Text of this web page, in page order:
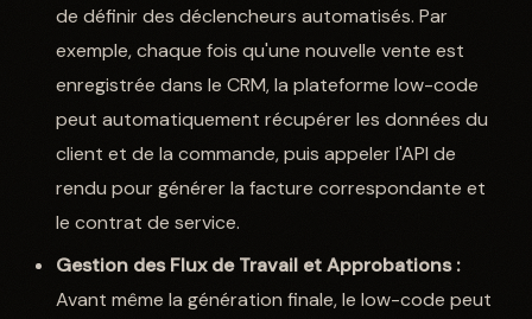
de définir des déclencheurs automatisés. Par
exemple, chaque fois qu'une nouvelle vente est
enregistrée dans le CRM, la plateforme low-code
peut automatiquement récupérer les données du
client et de la commande, puis appeler l'API de
rendu pour générer la facture correspondante et
le contrat de service.
Gestion des Flux de Travail et Approbations :
Avant même la génération finale, le low-code peut